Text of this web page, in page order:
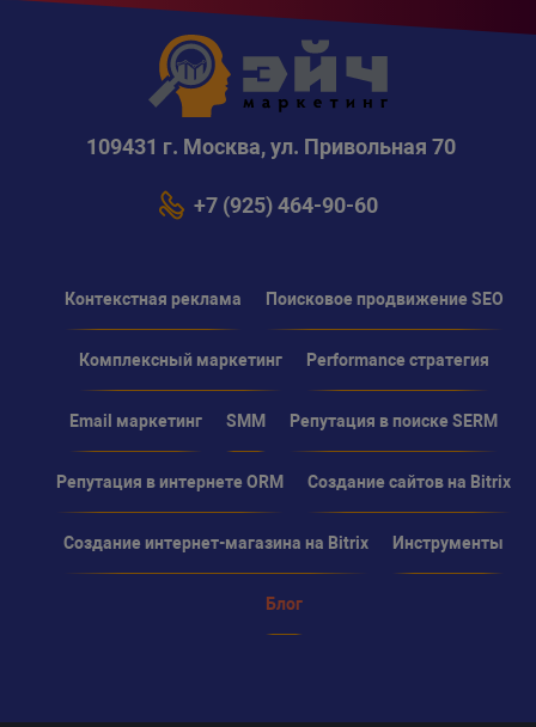
109431 г. Москва, ул. Привольная 70
+7 (925) 464-90-60
Контекстная реклама Поисковое продвижение SEO
Комплексный маркетинг Performance стратегия
Email маркетинг SMM Репутация в поиске SERM
Репутация в интернете ORM Создание сайтов на Bitrix
Создание интернет-магазина на Bitrix Инструменты
Блог